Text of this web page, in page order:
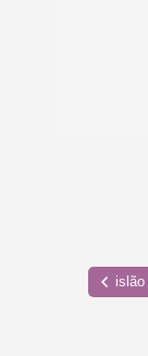
islão